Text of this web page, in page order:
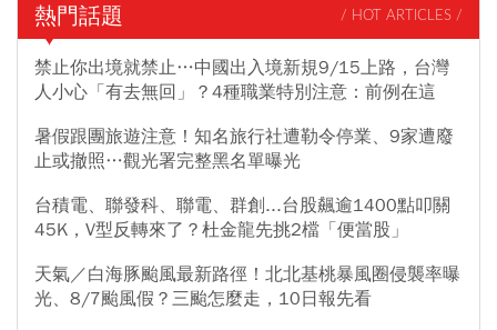
熱門話題 / HOT ARTICLES /
禁止你出境就禁止…中國出入境新規9/15上路，台灣
人小心「有去無回」？4種職業特別注意：前例在這
暑假跟團旅遊注意！知名旅行社遭勒令停業、9家遭廢
止或撤照…觀光署完整黑名單曝光
台積電、聯發科、聯電、群創...台股飆逾1400點叩關
45K，V型反轉來了？杜金龍先挑2檔「便當股」
天氣／白海豚颱風最新路徑！北北基桃暴風圈侵襲率曝
光、8/7颱風假？三颱怎麼走，10日報先看